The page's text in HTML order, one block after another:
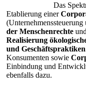
Das
Etablierung einer
der Menschenrechte
Realisierung
und Geschäftspraktiken
Konsumenten sowie
Einbindung und
ebenfalls dazu.